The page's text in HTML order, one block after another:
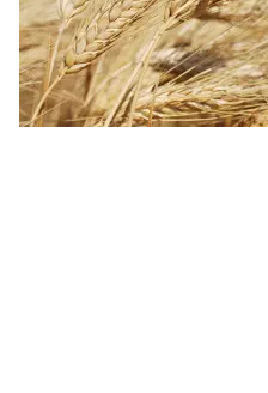
teneur en protéines. L...
15 JANV. 2026